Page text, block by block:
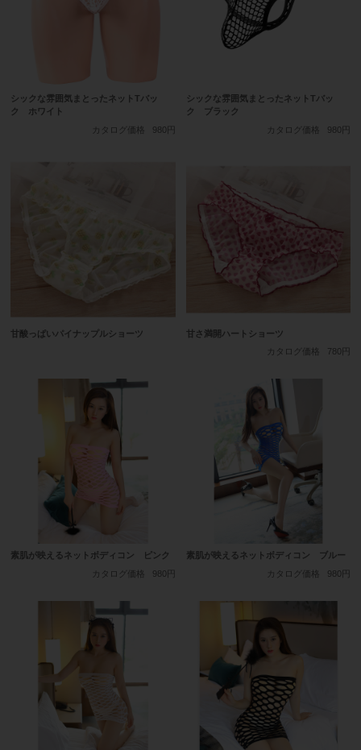
シックな雰囲気まとったネットTバッ
ク ホワイト
カタログ価格
980円
シックな雰囲気まとったネットTバッ
ク ブラック
カタログ価格
980円
甘酸っぱいパイナップルショーツ
甘さ満開ハートショーツ
カタログ価格
780円
素肌が映えるネットボディコン ピンク
カタログ価格
980円
素肌が映えるネットボディコン ブルー
カタログ価格
980円